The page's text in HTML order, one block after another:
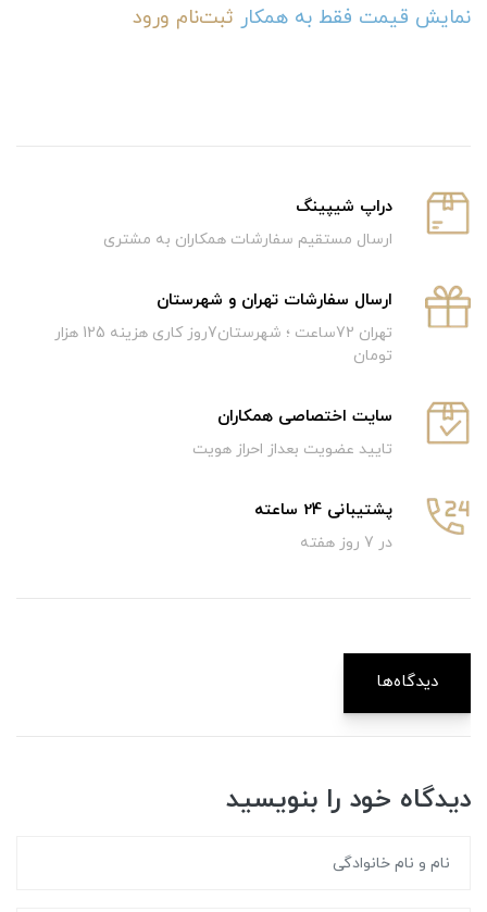
نمایش قیمت فقط به همکار ثبت‌نام ورود
دراپ شیپینگ
ارسال مستقیم سفارشات همکاران به مشتری
ارسال سفارشات تهران و شهرستان
تهران 72ساعت ؛ شهرستان7روز کاری هزینه 125 هزار
تومان
سایت اختصاصی همکاران
تایید عضویت بعداز احراز هویت
پشتیبانی 24 ساعته
در 7 روز هفته
دیدگاه‌ها
دیدگاه خود را بنویسید